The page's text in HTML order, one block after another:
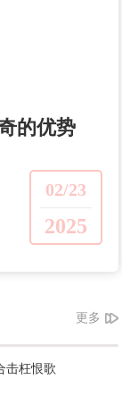
的优势
02/23
2025
更多